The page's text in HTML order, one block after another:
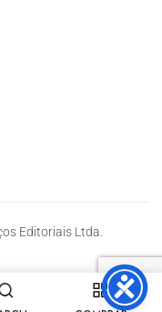
Editoriais Ltda.